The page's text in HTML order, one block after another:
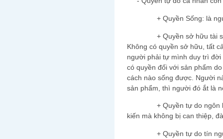
+ Quyền Sống: là
+ Quyền sở hữu tài sản:
Không có quyền sở hữu, tất
người phải tự mình duy trì
có quyền đối với sản phẩm
cách nào sống được. Người
sản phẩm, thì người đó ắt là
+ Quyền tự do ngôn
kiến mà không bị can thiệp,
+ Quyền tự do tín